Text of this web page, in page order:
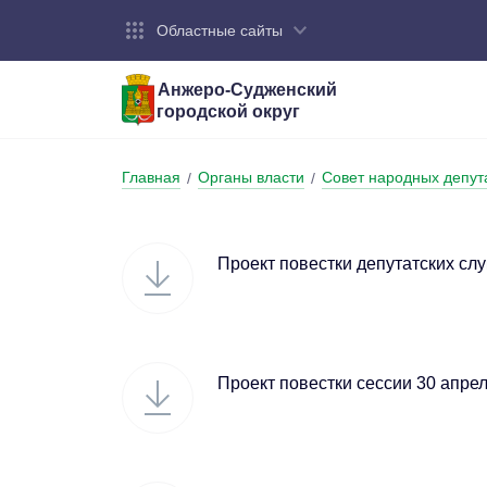
Областные сайты
Анжеро-Судженский
городской округ
Устав
Главная / Органы власти / Совет народных
Проект повестки депутатских
Проект повестки сессии 30